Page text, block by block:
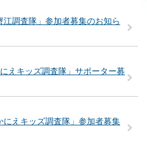
調査隊」参加者募集のお知ら
えキッズ調査隊」サポーター募
えキッズ調査隊」参加者募集